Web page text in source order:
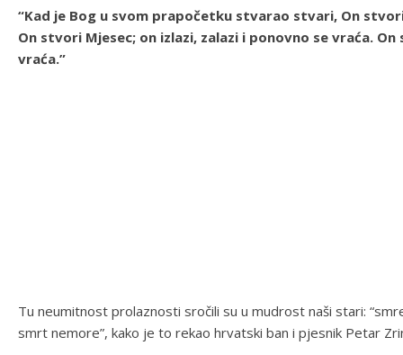
“Kad je Bog u svom prapočetku stvarao stvari, On
On stvori Mjesec; on izlazi, zalazi i ponovno se vraća.
vraća.”
Tu neumitnost prolaznosti sročili su u mudrost naši stari:
smrt nemore”, kako je to rekao hrvatski ban i pjesnik Petar